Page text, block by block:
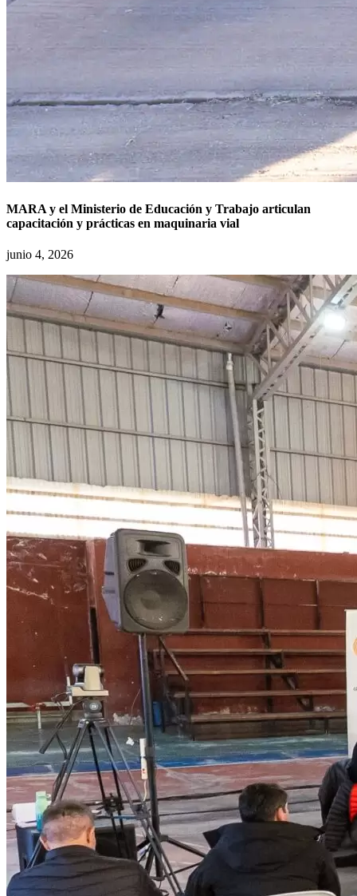
MARA y el Ministerio de Educación y Trabajo articulan
capacitación y prácticas en maquinaria vial
junio 4, 2026